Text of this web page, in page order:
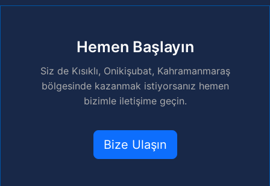
Hemen Başlayın
Siz de Kısıklı, Onikişubat, Kahramanmaraş
bölgesinde kazanmak istiyorsanız hemen
bizimle iletişime geçin.
Bize Ulaşın